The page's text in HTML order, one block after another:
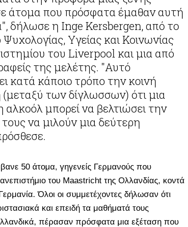
άτομα που πρόσφατα έμαθαν αυτή
δήλωσε η Inge Kersbergen, από το
Ψυχολογίας, Υγείας και Κοινωνίας
του Liverpool και μια από
της μελέτης. "Αυτό
κατά κάποιο τρόπο την κοινή
(μεταξύ των δίγλωσσων) ότι μια
αλκοόλ μπορεί να βελτιώσει την
να μιλούν μια δεύτερη
50 άτομα, γηγενείς Γερμανούς που
του Maastricht της Ολλανδίας, κοντά
Όλοι οι συμμετέχοντες δήλωσαν ότι
και επειδή τα μαθήματά τους
πέρασαν πρόσφατα μια εξέταση που